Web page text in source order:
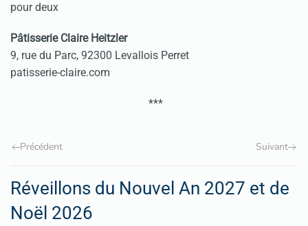
pour deux
Pâtisserie Claire Heitzler
9, rue du Parc, 92300 Levallois Perret
patisserie-claire.com
***
Précédent Suivant
Réveillons du Nouvel An 2027 et de
Noël 2026